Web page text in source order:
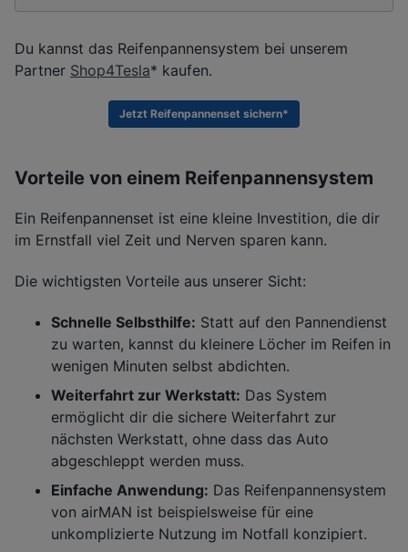
Du kannst das Reifenpannensystem bei unserem
Partner Shop4Tesla* kaufen.
Jetzt Reifenpannenset sichern*
Vorteile von einem Reifenpannensystem
Ein Reifenpannenset ist eine kleine Investition, die dir
im Ernstfall viel Zeit und Nerven sparen kann.
Die wichtigsten Vorteile aus unserer Sicht:
Schnelle Selbsthilfe: Statt auf den Pannendienst
zu warten, kannst du kleinere Löcher im Reifen in
wenigen Minuten selbst abdichten.
Weiterfahrt zur Werkstatt: Das System
ermöglicht dir die sichere Weiterfahrt zur
nächsten Werkstatt, ohne dass das Auto
abgeschleppt werden muss.
Einfache Anwendung: Das Reifenpannensystem
von airMAN ist beispielsweise für eine
unkomplizierte Nutzung im Notfall konzipiert.